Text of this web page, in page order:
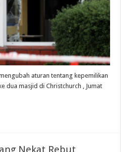
aturan tentang kepemilikan
dua masjid di Christchurch , Jumat